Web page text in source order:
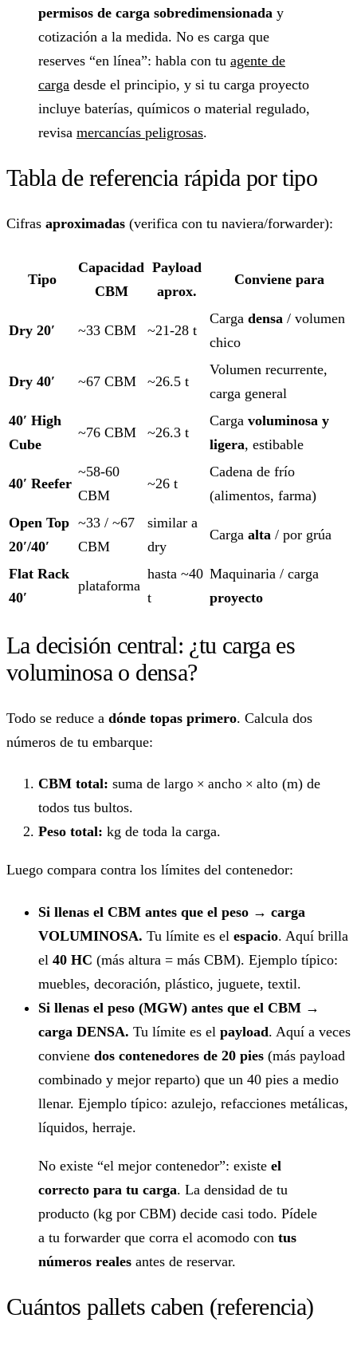
permisos de carga sobredimensionada y
cotización a la medida. No es carga que
reserves “en línea”: habla con tu agente de
carga desde el principio, y si tu carga proyecto
incluye baterías, químicos o material regulado,
revisa mercancías peligrosas.
Tabla de referencia rápida por tipo
Cifras aproximadas (verifica con tu naviera/forwarder):
Tipo
Capacidad
CBM
Payload
aprox.
Conviene para
Dry 20′ ~33 CBM ~21-28 t
Carga densa / volumen
chico
Dry 40′ ~67 CBM ~26.5 t
Volumen recurrente,
carga general
40′ High
Cube
~76 CBM ~26.3 t
Carga voluminosa y
ligera, estibable
40′ Reefer
~58-60
CBM
~26 t
Cadena de frío
(alimentos, farma)
Open Top
20′/40′
~33 / ~67
CBM
similar a
dry
Carga alta / por grúa
Flat Rack
40′
plataforma
hasta ~40
t
Maquinaria / carga
proyecto
La decisión central: ¿tu carga es
voluminosa o densa?
Todo se reduce a dónde topas primero. Calcula dos
números de tu embarque:
CBM total: suma de largo × ancho × alto (m) de
todos tus bultos.
Peso total: kg de toda la carga.
Luego compara contra los límites del contenedor:
Si llenas el CBM antes que el peso → carga
VOLUMINOSA. Tu límite es el espacio. Aquí brilla
el 40 HC (más altura = más CBM). Ejemplo típico:
muebles, decoración, plástico, juguete, textil.
Si llenas el peso (MGW) antes que el CBM →
carga DENSA. Tu límite es el payload. Aquí a veces
conviene dos contenedores de 20 pies (más payload
combinado y mejor reparto) que un 40 pies a medio
llenar. Ejemplo típico: azulejo, refacciones metálicas,
líquidos, herraje.
No existe “el mejor contenedor”: existe el
correcto para tu carga. La densidad de tu
producto (kg por CBM) decide casi todo. Pídele
a tu forwarder que corra el acomodo con tus
números reales antes de reservar.
Cuántos pallets caben (referencia)